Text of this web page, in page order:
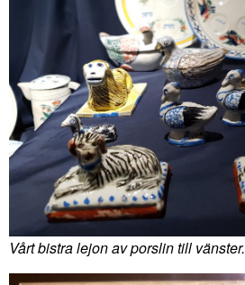
Vårt bistra lejon av porslin till vänster.